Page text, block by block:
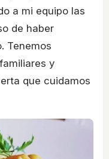
a mi equipo las
de haber
Tenemos
y
que cuidamos